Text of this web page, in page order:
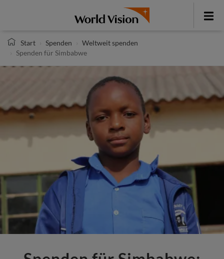
Toggle
Start
Spenden
Weltweit spenden
Spenden für Simbabwe